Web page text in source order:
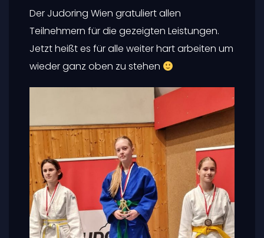
Der Judoring Wien gratuliert allen
Teilnehmern für die gezeigten Leistungen.
Jetzt heißt es für alle weiter hart arbeiten um
wieder ganz oben zu stehen